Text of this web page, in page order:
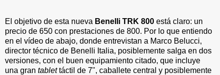
El objetivo de esta nueva Benelli TRK 800 está claro: un
precio de 650 con prestaciones de 800. Por lo que entiendo
en el vídeo de abajo, donde entrevistan a Marco Belucci,
director técnico de Benelli Italia, posiblemente salga en dos
versiones, con el buen equipamiento citado, que incluye
una gran tablettáctil de 7", caballete central y posiblemente